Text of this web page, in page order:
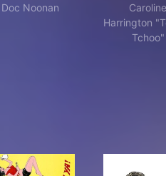
Doc Noonan
Caroline
Harrington
Tchoo"